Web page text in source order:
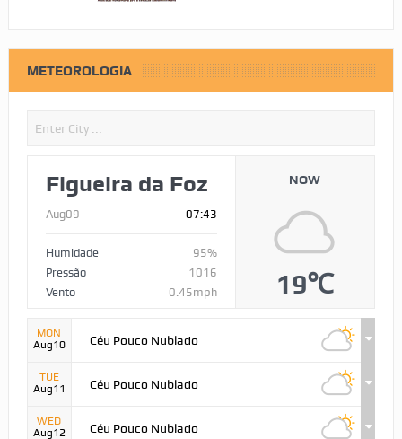
METEOROLOGIA
Figueira da Foz
Aug09 07:43
Humidade
95%
Pressão
1016
Vento
0.45mph
NOW
19℃
MON
Aug10
Céu Pouco Nublado
TUE
Aug11
Céu Pouco Nublado
WED
Aug12
Céu Pouco Nublado